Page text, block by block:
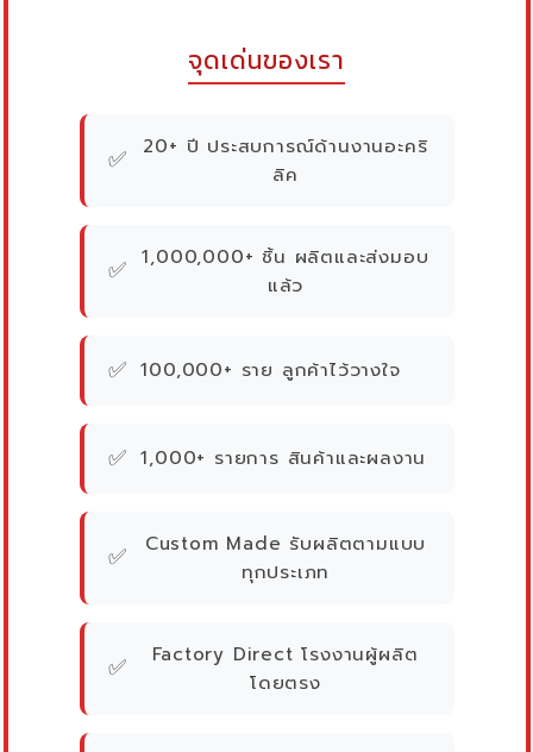
จุดเด่นของเรา
✅
20+ ปี ประสบการณ์ด้านงานอะคริ
ลิค
✅ 1,000,000+ ชิ้น ผลิตและส่งมอบ
แล้ว
✅ 100,000+ ราย ลูกค้าไว้วางใจ
✅ 1,000+ รายการ สินค้าและผลงาน
✅
Custom Made รับผลิตตามแบบ
ทุกประเภท
✅
Factory Direct โรงงานผู้ผลิต
โดยตรง